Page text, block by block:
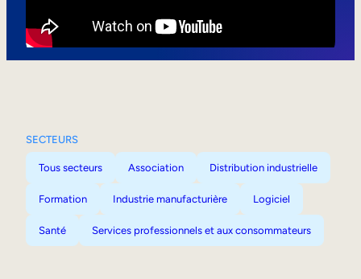
SECTEURS
Tous secteurs Association Distribution industrielle
Formation Industrie manufacturière Logiciel
Santé Services professionnels et aux consommateurs